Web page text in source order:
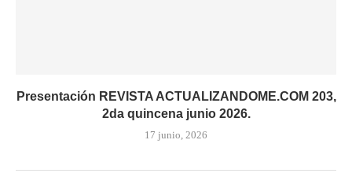
Presentación REVISTA ACTUALIZANDOME.COM 203,
2da quincena junio 2026.
17 junio, 2026